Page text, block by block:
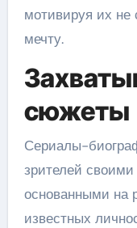
мотивируя их не
мечту.
сюжеты
Сериалы-
зрителей
основанными на
известных